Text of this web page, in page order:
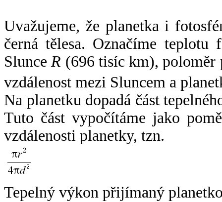
Uvažujeme, že planetka i
černá tělesa. Označíme
SlunceR (696 tisíc km),
vzdálenost mezi Sluncem a
Na planetku dopadá část
Tuto část vypočítáme jako
vzdálenosti planetky, tzn.
Tepelný výkon přijímaný